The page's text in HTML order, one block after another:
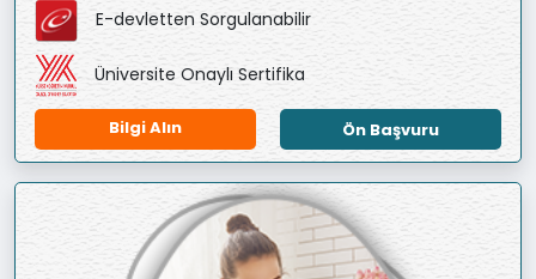
E-devletten Sorgulanabilir
Üniversite Onaylı Sertifika
Bilgi Alın Ön Başvuru